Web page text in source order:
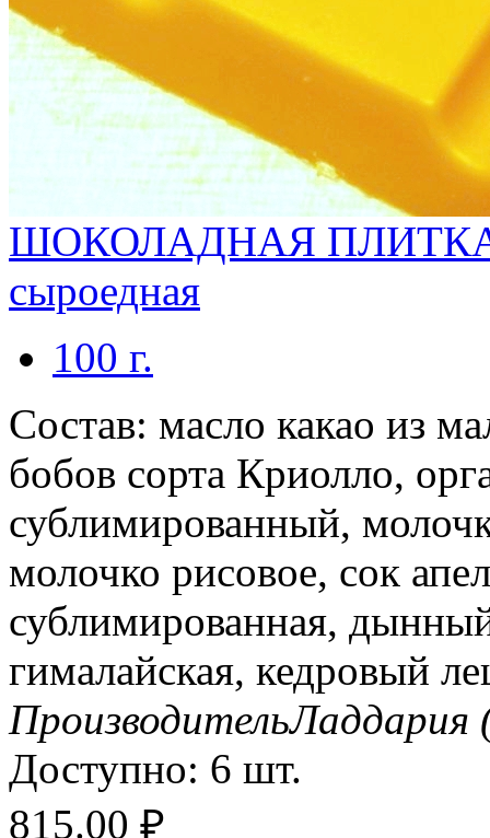
ШОКОЛАДНАЯ
сыроедная
100 г.
Состав: масло какао из
бобов сорта Криолло,
сублимированный,
молочко рисовое, сок
сублимированная,
гималайская, кедровый
ПроизводительЛаддария
Доступно: 6 шт.
815.00 ₽